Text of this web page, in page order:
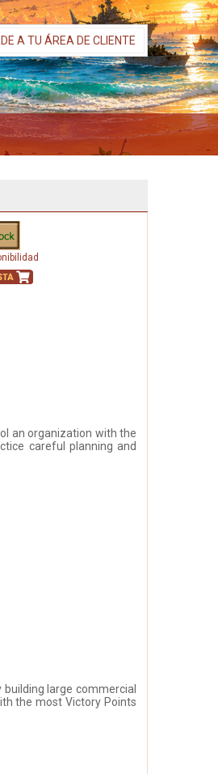
A TU ÁREA DE CLIENTE
an organization with the
careful planning and
large commercial
the most Victory Points